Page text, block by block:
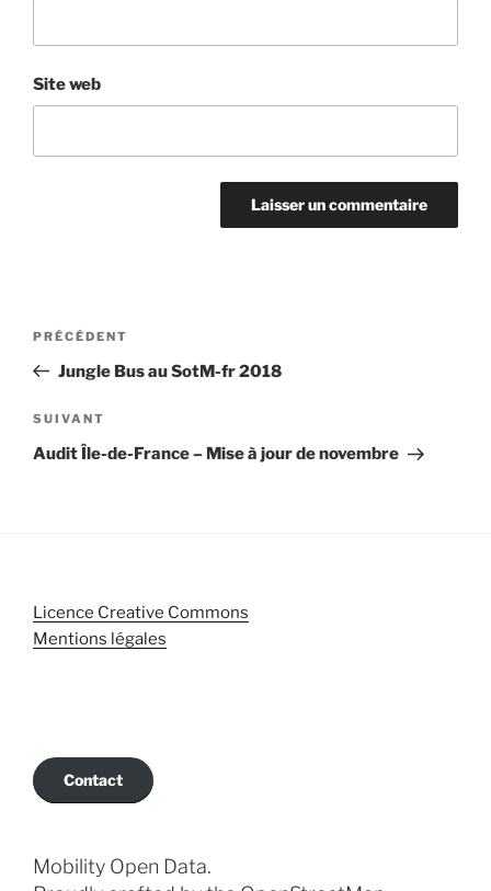
Site web
Navigation
l’article
Article
précédent
PRÉCÉDENT
Jungle Bus au SotM-fr 2018
Article
suivant
SUIVANT
Audit Île-de-France – Mise à jour de novembre
Licence Creative Commons
Mentions légales
Contact
Mobility Open Data.